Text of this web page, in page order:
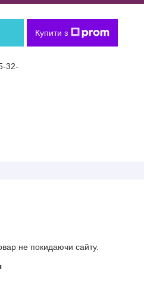
Купити з
32-
не покидаючи сайту.